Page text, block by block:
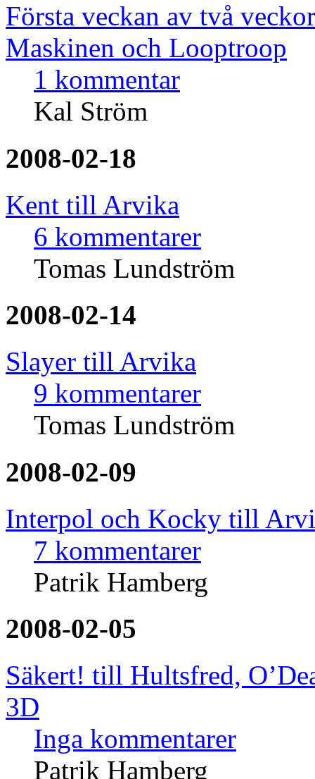
Första veckan av två
Maskinen och Looptroop
1 kommentar
Kal Ström
2008-02-18
Kent till Arvika
6 kommentarer
Tomas Lundström
2008-02-14
Slayer till Arvika
9 kommentarer
Tomas Lundström
2008-02-09
Interpol och Kocky till
7 kommentarer
Patrik Hamberg
2008-02-05
Säkert! till Hultsfred,
3D
Inga kommentarer
Patrik Hamberg